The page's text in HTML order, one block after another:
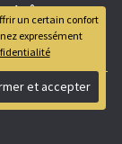
Août, au
et les
un certain confort
expressément